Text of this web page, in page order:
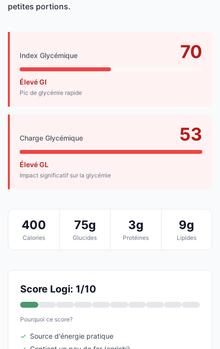
petites portions.
Index Glycémique 70
Élevé GI
Pic de glycémie rapide
Charge Glycémique 53
Élevé GL
Impact significatif sur la glycémie
400
Calories
75g
Glucides
3g
Protéines
9g
Lipides
Score Logi: 1/10
Pourquoi ce score?
✓ Source d'énergie pratique